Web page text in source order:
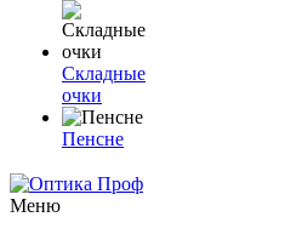
Складные
очки
Пенсне
Меню